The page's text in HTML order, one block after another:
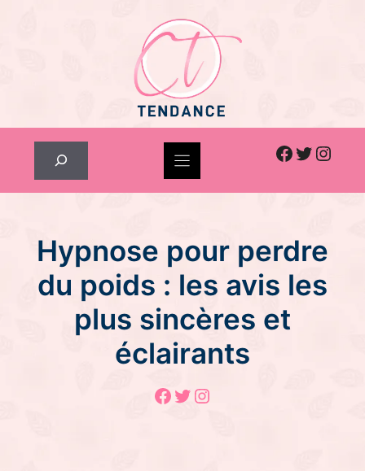
Facebook
Twitter
Hypnose pour perdre
du poids : les avis les
plus sincères et
éclairants
Facebook
Twitter
Instagram